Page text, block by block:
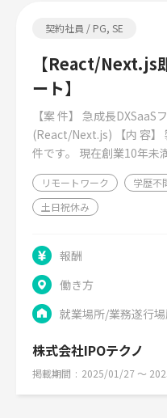
契約社員 / PG, SE
【React/Next.js
ート】
【案 件】 急成長DXSaaS
(React/Next.js) 【内 容】
件です。 現在創業10年未
リモートワーク 学歴不
土日祝休み
報酬
働き方
就業場所/業務遂行
株式会社IPOテクノ
掲載期間 2025/01/27 〜